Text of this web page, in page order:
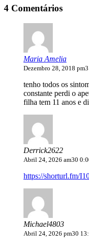
4 Comentários
Maria Amelia
Dezembro 28, 2018
tenho todos os
constante perdi o
filha tem 11 anos e
Derrick2622
Abril 24, 2026 am30
https://shorturl.fm/
Michael4803
Abril 24, 2026 pm30